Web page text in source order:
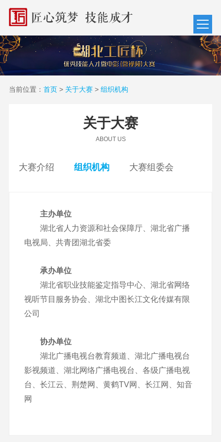
当前位置： 首页 > 关于大赛> 组织机构
关于大赛
ABOUT US
大赛介绍 组织机构 大赛组委会
主办单位
湖北省人力资源和社会保障厅、湖北省广播
电视局、共青团湖北省委
承办单位
湖北省职业技能鉴定指导中心、湖北省网络
视听节目服务协会、湖北中图长江文化传媒有限
公司
协办单位
湖北广播电视台教育频道、湖北广播电视台
影视频道、湖北网络广播电视台、各级广播电视
台、长江云、荆楚网、黄鹤TV网、长江网、知音
网